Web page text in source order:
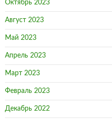
Октябрь 2023
Август 2023
Май 2023
Апрель 2023
Март 2023
Февраль 2023
Декабрь 2022